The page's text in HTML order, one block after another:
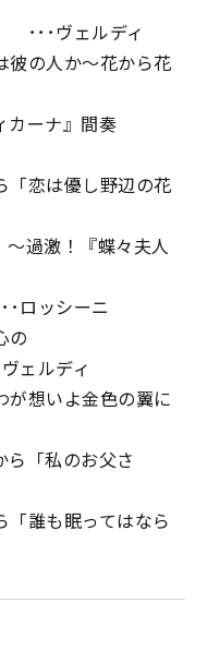
ディ
の人か〜花から花
カーナ』間奏
恋は優し野辺の花
過激！『蝶々夫人
ロッシーニ
の
ディ
想いよ金色の翼に
「私のお父さ
誰も眠ってはなら